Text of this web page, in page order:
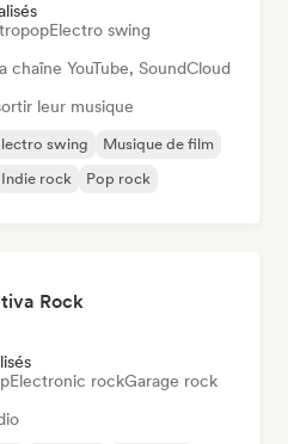
Electro swing
chaîne YouTube, SoundCloud
leur musique
swing
Musique de film
Indie rock Pop rock
Rock
Electronic rockGarage rock